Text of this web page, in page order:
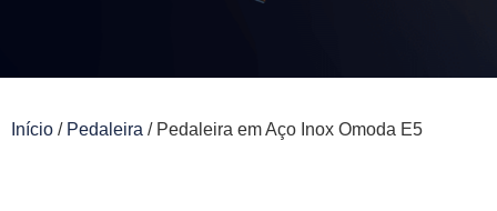
Início / Pedaleira / Pedaleira em Aço Inox Omoda E5